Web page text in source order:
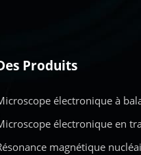
Produits
électronique à
électronique en
magnétique